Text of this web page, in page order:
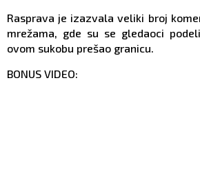
Rasprava je izazvala veliki broj
mrežama, gde su se gledaoci
ovom sukobu prešao granicu.
BONUS VIDEO: